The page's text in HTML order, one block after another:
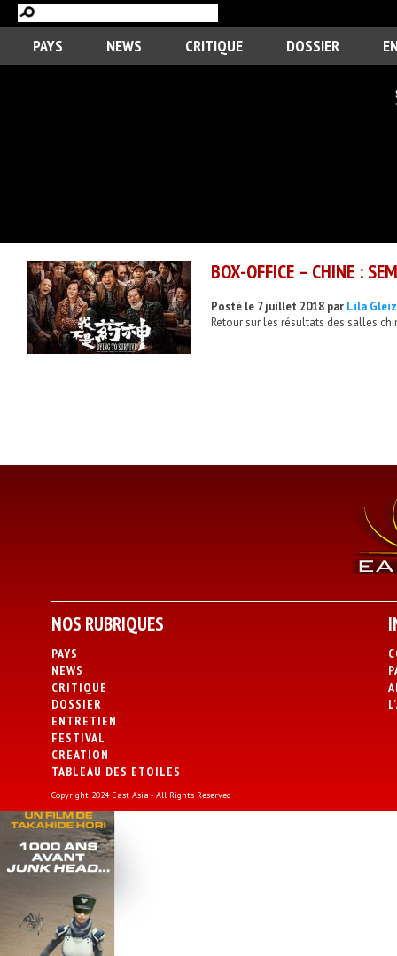
PAYS NEWS CRITIQUE DOSSIER
BOX-OFFICE – CHINE :
Posté le 7 juillet 2018 par Lila
Retour sur les résultats des salles
NOS RUBRIQUES
PAYS
NEWS
CRITIQUE
DOSSIER
ENTRETIEN
FESTIVAL
CREATION
TABLEAU DES ETOILES
Copyright 2024 East Asia - All Rights Reserved